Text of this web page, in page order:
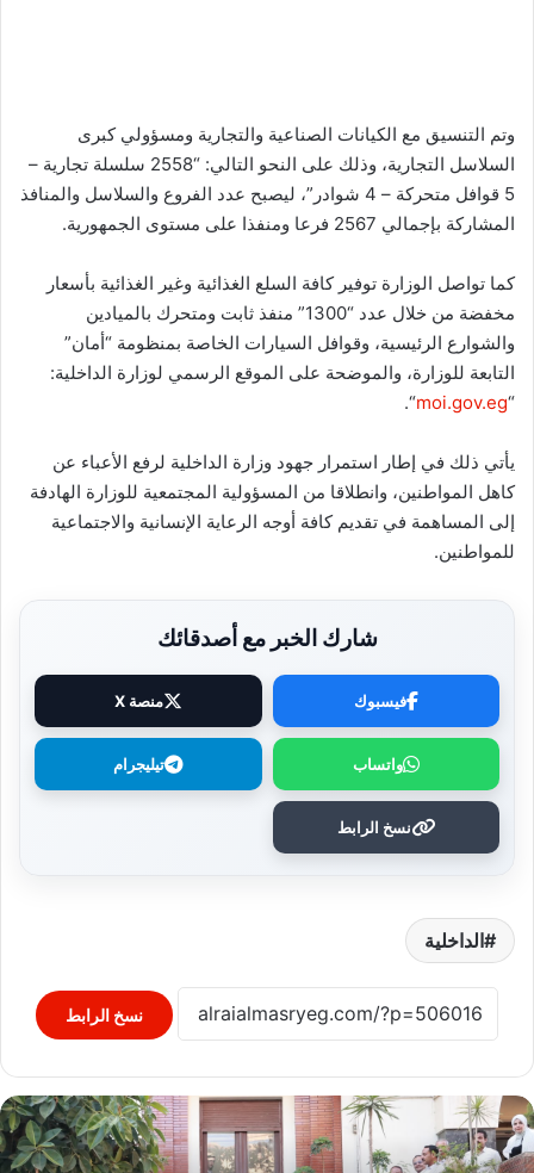
وتم التنسيق مع الكيانات الصناعية والتجارية ومسؤولي كبرى
السلاسل التجارية، وذلك على النحو التالي: “2558 سلسلة تجارية –
5 قوافل متحركة – 4 شوادر”، ليصبح عدد الفروع والسلاسل والمنافذ
المشاركة بإجمالي 2567 فرعا ومنفذا على مستوى الجمهورية.
كما تواصل الوزارة توفير كافة السلع الغذائية وغير الغذائية بأسعار
مخفضة من خلال عدد “1300” منفذ ثابت ومتحرك بالميادين
والشوارع الرئيسية، وقوافل السيارات الخاصة بمنظومة “أمان”
التابعة للوزارة، والموضحة على الموقع الرسمي لوزارة الداخلية:
“
moi.gov.eg
“.
يأتي ذلك في إطار استمرار جهود وزارة الداخلية لرفع الأعباء عن
كاهل المواطنين، وانطلاقا من المسؤولية المجتمعية للوزارة الهادفة
إلى المساهمة في تقديم كافة أوجه الرعاية الإنسانية والاجتماعية
للمواطنين.
شارك الخبر مع أصدقائك
فيسبوك منصة X
واتساب تيليجرام
نسخ الرابط
الداخلية
نسخ الرابط